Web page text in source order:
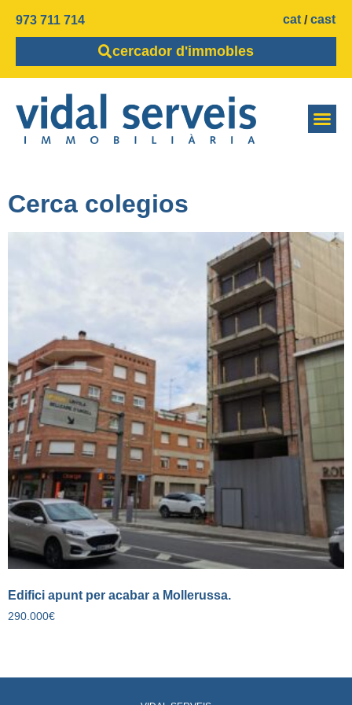
973 711 714 cat cast
cercador d'immobles
Cerca colegios
Edifici apunt per acabar a Mollerussa.
290.000€